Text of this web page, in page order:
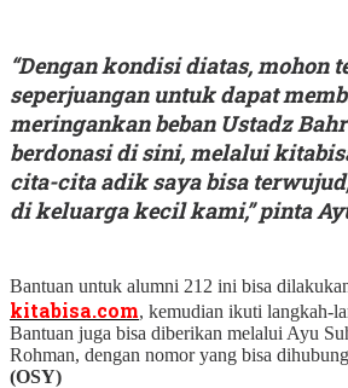
“Dengan kondisi diatas, mohon
seperjuangan untuk dapat
meringankan beban Ustadz
berdonasi di sini, melalui
cita-cita adik saya bisa
di keluarga kecil kami,” pinta
Bantuan untuk alumni 212 ini bisa
kitabisa.com, kemudian ikuti langkah-
Bantuan juga bisa diberikan melalui Ayu
Rohman, dengan nomor yang bisa
(OSY)